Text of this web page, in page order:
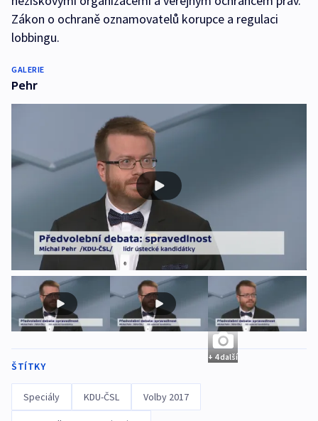
Zákon o ochraně oznamovatelů korupce a regulaci
lobbingu.
GALERIE
Pehr
+ 4 další
ŠTÍTKY
Speciály KDU-ČSL Volby 2017